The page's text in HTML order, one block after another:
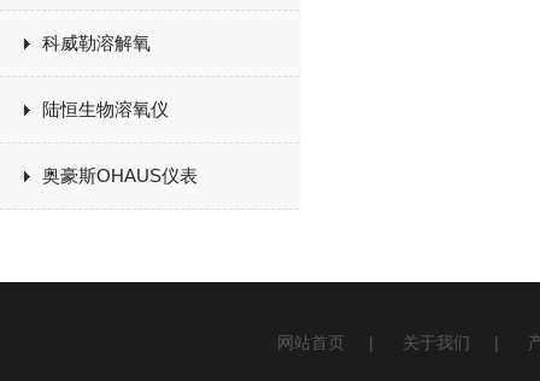
科威勒溶解氧
陆恒生物溶氧仪
奥豪斯OHAUS仪表
网站首页 | 关于我们 |